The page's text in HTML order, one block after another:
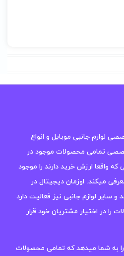
لوازم جانبی موبایل و انواع
تمامی محصولات موجود در
که واقعا ارزش خرید دارند را موجود
میکند. اوزمان دیجیتال در
لوازم جانبی نیز فعالیت دارد
را در اختیار مشتریان خود قرار
را به شما میدهد که تمامی محصولات